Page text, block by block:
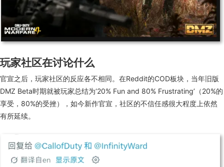
玩家社区在讨论什么
官宣之后，玩家社区的反应各不相同。在Reddit的COD板块，当年旧版
DMZ Beta时期就被玩家总结为‘20% Fun and 80% Frustrating’ （20%的
享受，80%的受挫） ，如今新作官宣，社区的不信任感很大程度上依然
有所延续。